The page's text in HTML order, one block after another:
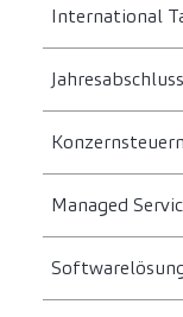
International
Konzernsteuern
Managed